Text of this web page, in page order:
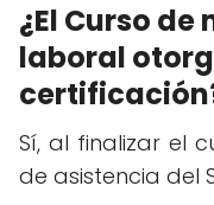
¿El Curso
laboral
Sí, al finalizar el
de asistencia del